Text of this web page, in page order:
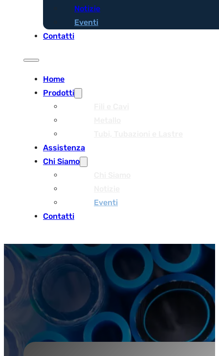
Notizie
Eventi
Contatti
Home
Prodotti
Assistenza
Chi Siamo
Eventi
Contatti